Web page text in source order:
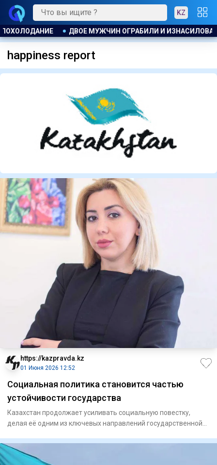
KZ
ДВОЕ МУЖЧИН ОГРАБИЛИ И ИЗНАСИЛОВАЛИ
happiness report
https://kazpravda.kz
01 Июня 2026 12:52
Социальная политика становится частью
устойчивости государства
Казахстан продолжает усиливать социальную повестку,
делая её одним из ключевых направлений государственной